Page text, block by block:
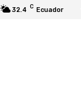
32.4 C Ecuador